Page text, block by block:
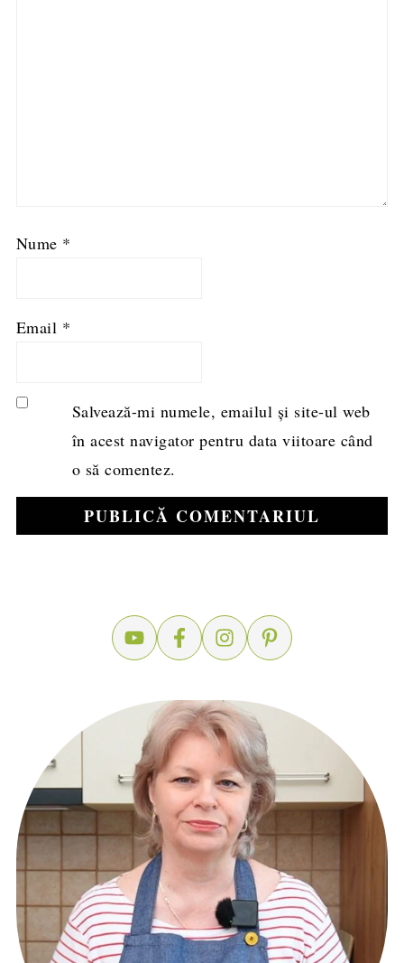
Nume *
Email *
Salvează-mi numele, emailul și site-ul web
în acest navigator pentru data viitoare când
o să comentez.